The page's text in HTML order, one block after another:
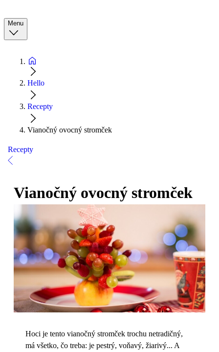
Menu
Hello
Recepty
Vianočný ovocný stromček
Recepty
Vianočný ovocný stromček
Hoci je tento vianočný stromček trochu netradičný,
má všetko, čo treba: je pestrý, voňavý, žiarivý... A